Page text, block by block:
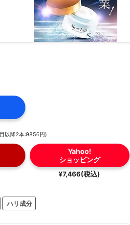
以降2本:9856円)
Yahoo!
ショッピング
¥7,466(税込)
ハリ成分